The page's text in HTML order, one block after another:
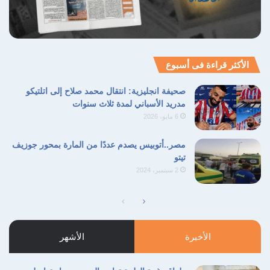
لحقوق الإنسان مع التأكيد على أن الدور الجوهري
للمجلس يقتصر على الرصد والتقييم وإعداد
تنفيذية مباشرة قد تؤثر على حيادية التقييم
والمتابعة الحقوقية.
الأكثر قراءة فى أسبوع
صحيفة انجليزية: انتقال محمد صلاح إلى اتلتيكو
مدريد الأسباني لمدة ثلاث سنوات
6 مايو، 2026
مصر..أتوبيس يصدم عددًا من المارة بمحور جوزيف
تيتو
2 سبتمبر، 2024
الصفحةالصفحة
الأخيرة الأشهر